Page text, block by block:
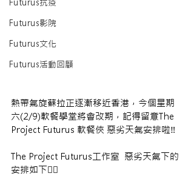
Futurus抗疫
Futurus影院
Futurus文化
Futurus活動回顧
熱帶氣旋蘇拉正逐漸移近香港， 今個星期
六(2/9)軟餐學堂將會改期，記得留意The
Project Futurus 軟餐俠 惡劣天氣安排啦‼️
The Project Futurus工作室  惡劣天氣下的
安排如下👇🏻